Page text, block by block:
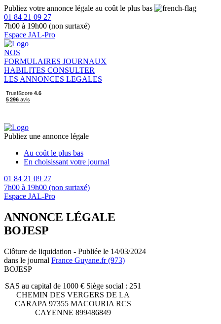
Publiez votre annonce légale au coût le plus bas
01 84 21 09 27
7h00 à 19h00 (non surtaxé)
Espace JAL-Pro
NOS
FORMULAIRES JOURNAUX
HABILITES CONSULTER
LES ANNONCES LEGALES
Publiez une annonce légale
Au coût le plus bas
En choisissant votre journal
01 84 21 09 27
7h00 à 19h00 (non surtaxé)
Espace JAL-Pro
ANNONCE LÉGALE
BOJESP
Clôture de liquidation - Publiée le 14/03/2024
dans le journal France Guyane.fr (973)
BOJESP
SAS au capital de 1000 € Siège social : 251
CHEMIN DES VERGERS DE LA
CARAPA 97355 MACOURIA RCS
CAYENNE 899486849